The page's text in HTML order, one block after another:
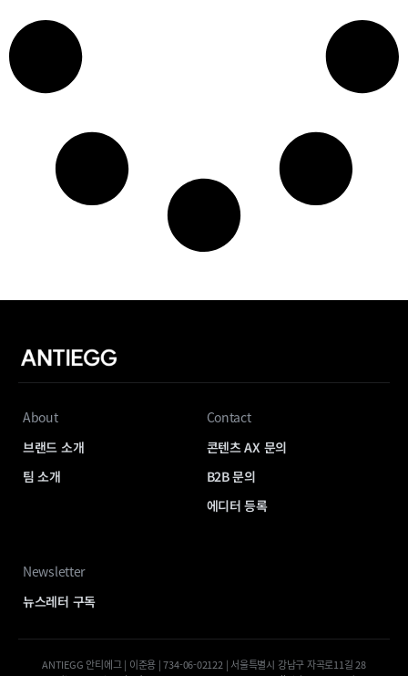
About
브랜드 소개
팀 소개
Contact
콘텐츠 AX 문의
B2B 문의
에디터 등록
Newsletter
뉴스레터 구독
ANTIEGG 안티에그 | 이준용 | 734-06-02122 | 서울특별시 강남구 자곡로11길 28